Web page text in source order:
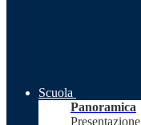
Scuola
Panoramica
Presentazione